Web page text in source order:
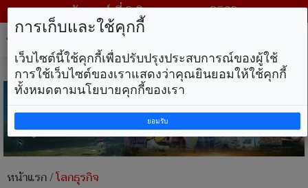
วันเสาร์ ที่ 8 สิงหาคม พ.ศ. 2569
หน้าแรก/โลกธุรกิจ
การเก็บและใช้คุกกี้
เว็บไซต์นี้ใช้คุกกี้เพื่อปรับปรุงประสบการณ์ของผู้ใช้
การใช้เว็บไซต์ของเราแสดงว่าคุณยินยอมให้ใช้คุกกี้
ทั้งหมดตามนโยบายคุกกี้ของเรา
ยอมรับ